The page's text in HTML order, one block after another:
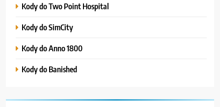
Kody do Two Point Hospital
Kody do SimCity
Kody do Anno 1800
Kody do Banished